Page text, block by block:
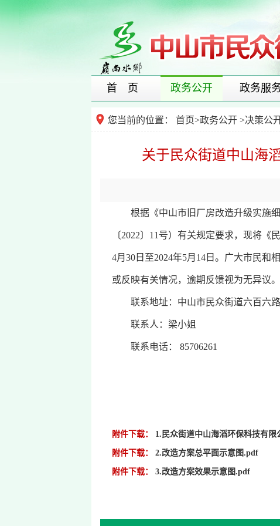
首 页 政务公开 政务服
您当前的位置： 首页>政务公开 >决策公
关于民众街道中山海
根据《中山市旧厂房改造升级实施细
〔2022〕11号）有关规定要求，现将
4月30日至2024年5月14日。广大市民和
或反映有关情况，逾期反馈视为无异议。
联系地址：中山市民众街道六百六路
联系人：梁小姐
联系电话： 85706261
附件下载： 1.民众街道中山海滔环保科技有
附件下载： 2.改造方案总平面示意图.pdf
附件下载： 3.改造方案效果示意图.pdf